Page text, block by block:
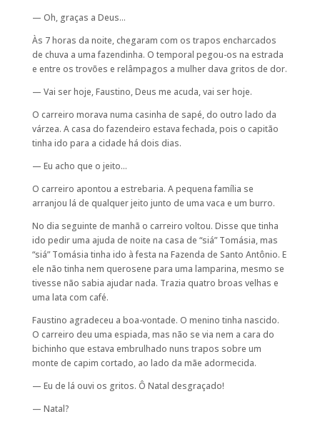
— Oh, graças a Deus…
Às 7 horas da noite, chegaram com os trapos encharcados
de chuva a uma fazendinha. O temporal pegou-os na estrada
e entre os trovões e relâmpagos a mulher dava gritos de dor.
— Vai ser hoje, Faustino, Deus me acuda, vai ser hoje.
O carreiro morava numa casinha de sapé, do outro lado da
várzea. A casa do fazendeiro estava fechada, pois o capitão
tinha ido para a cidade há dois dias.
— Eu acho que o jeito…
O carreiro apontou a estrebaria. A pequena família se
arranjou lá de qualquer jeito junto de uma vaca e um burro.
No dia seguinte de manhã o carreiro voltou. Disse que tinha
ido pedir uma ajuda de noite na casa de “siá” Tomásia, mas
“siá” Tomásia tinha ido à festa na Fazenda de Santo Antônio. E
ele não tinha nem querosene para uma lamparina, mesmo se
tivesse não sabia ajudar nada. Trazia quatro broas velhas e
uma lata com café.
Faustino agradeceu a boa-vontade. O menino tinha nascido.
O carreiro deu uma espiada, mas não se via nem a cara do
bichinho que estava embrulhado nuns trapos sobre um
monte de capim cortado, ao lado da mãe adormecida.
— Eu de lá ouvi os gritos. Ô Natal desgraçado!
— Natal?